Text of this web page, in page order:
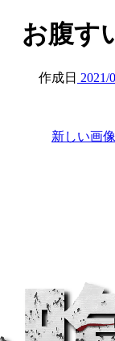
お腹す
作成日 2021/
新しい画